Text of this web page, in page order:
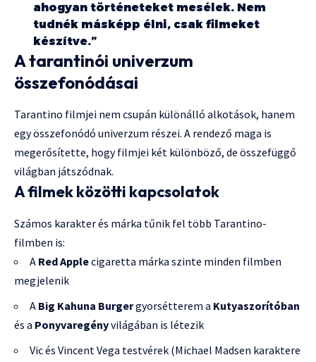
ahogyan történeteket mesélek. Nem
tudnék másképp élni, csak filmeket
készítve.”
A tarantinói univerzum
összefonódásai
Tarantino filmjei nem csupán különálló alkotások, hanem
egy összefonódó univerzum részei. A rendező maga is
megerősítette, hogy filmjei két különböző, de összefüggő
világban játszódnak.
A filmek közötti kapcsolatok
Számos karakter és márka tűnik fel több Tarantino-
filmben is:
A Red Applecigaretta márka szinte minden filmben
megjelenik
A Big Kahuna Burgergyorsétterem a Kutyaszorítóban
és a Ponyvaregényvilágában is létezik
Vic és Vincent Vega testvérek (Michael Madsen karaktere